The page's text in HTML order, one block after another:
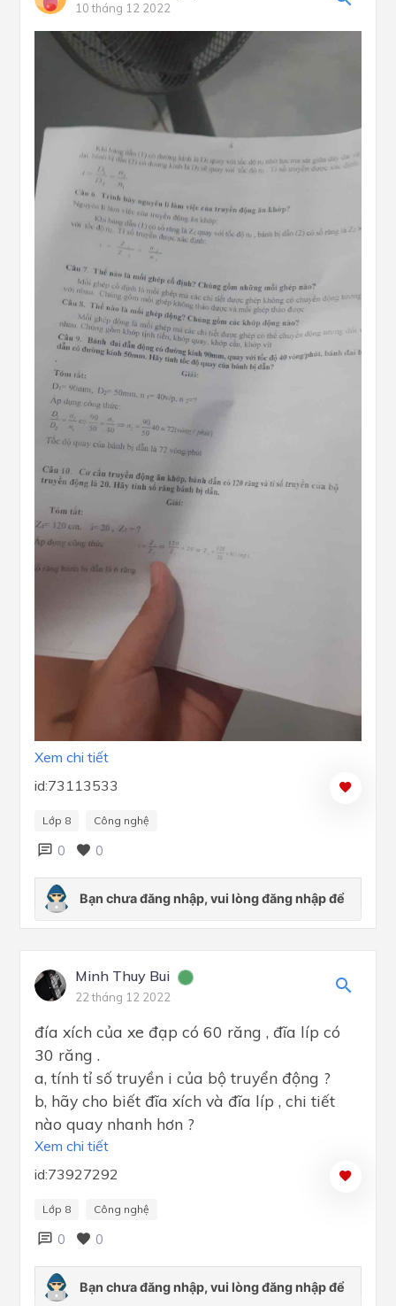
10 tháng 12 2022
Xem chi tiết
id:73113533
Lớp 8 Công nghệ
0 0
Minh Thuy Bui
22 tháng 12 2022
đía xích của xe đạp có 60 răng , đĩa líp có
30 răng .
a, tính tỉ số truyền i của bộ truyển động ?
b, hãy cho biết đĩa xích và đĩa líp , chi tiết
nào quay nhanh hơn ?
Xem chi tiết
id:73927292
Lớp 8 Công nghệ
0 0